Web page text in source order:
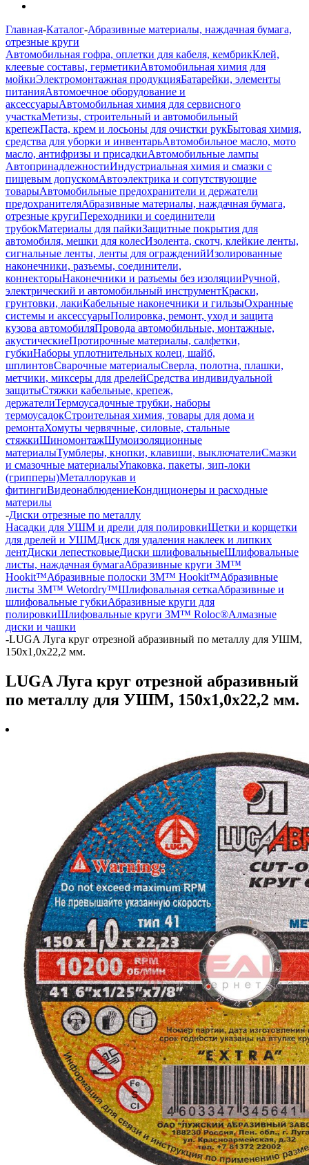
Главная-Каталог-Абразивные материалы, наждачная бумага,
отрезные круги
Автомобильная гофра, оплетки для кабеля, кембрикКлей,
клеевые составы, герметикиАвтомобильная химия для
мойкиЭлектромонтажная продукцияБатарейки, элементы
питанияАвтомоечное оборудование и
аксессуарыАвтомобильная химия для сервисного
участкаМетизы, строительный и автомобильный
крепежПаста, крем и лосьоны для очистки рукБытовая химия,
средства для уборки и инвентарьАвтомобильное масло, мото
масло, антифризы и присадкиАвтомобильные лампы
АвтопринадлежностиИндустриальная химия и смазки с
пищевым допускомАвтоэлектрика и сопутствующие
товарыАвтомобильные предохранители и держатели
предохранителяАбразивные материалы, наждачная бумага,
отрезные кругиПереходники и соединители
трубокМатериалы для пайкиЗащитные покрытия для
автомобиля, мешки для колесИзолента, скотч, клейкие ленты,
сигнальные ленты, ленты для огражденийИзолированные
наконечники, разъемы, соединители,
коннекторыНаконечники и разъемы без изоляцииРучной,
электрический и автомобильный инструментКраски,
грунтовки, лакиКабельные наконечники и гильзыОхранные
системы и аксессуарыПолировка, ремонт, уход и защита
кузова автомобиляПровода автомобильные, монтажные,
акустическиеПротирочные материалы, салфетки,
губкиНаборы уплотнительных колец, шайб,
шплинтовСварочные материалыСверла, полотна, плашки,
метчики, миксеры для дрелейСредства индивидуальной
защитыСтяжки кабельные, крепеж,
держателиТермоусадочные трубки, наборы
термоусадокСтроительная химия, товары для дома и
ремонтаХомуты червячные, силовые, стальные
стяжкиШиномонтажШумоизоляционные
материалыТумблеры, кнопки, клавиши, выключателиСмазки
и смазочные материалыУпаковка, пакеты, зип-локи
(грипперы)Металлорукав и
фитингиВидеонаблюдениеКондиционеры и расходные
материлы
-Диски отрезные по металлу
Насадки для УШМ и дрели для полировкиЩетки и корщетки
для дрелей и УШМДиск для удаления наклеек и липких
лентДиски лепестковыеДиски шлифовальныеШлифовальные
листы, наждачная бумагаАбразивные круги 3M™
Hookit™Абразивные полоски 3M™ Hookit™Абразивные
листы 3M™ Wetordry™Шлифовальная сеткаАбразивные и
шлифовальные губкиАбразивные круги для
полировкиШлифовальные круги 3M™ Roloc®Алмазные
диски и чашки
-LUGA Луга круг отрезной абразивный по металлу для УШМ,
150x1,0x22,2 мм.
LUGA Луга круг отрезной абразивный
по металлу для УШМ, 150x1,0x22,2 мм.